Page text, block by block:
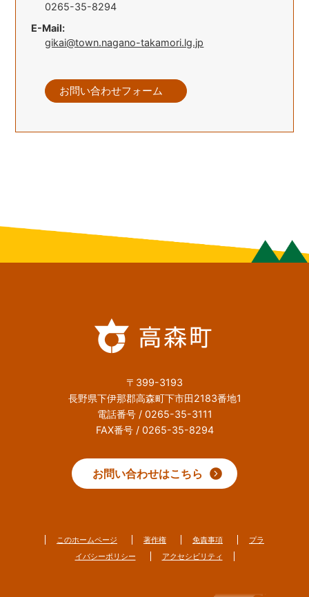
0265-35-8294
E-Mail:
gikai@town.nagano-takamori.lg.jp
お問い合わせフォーム
〒399-3193
長野県下伊那郡高森町下市田2183番地1
電話番号 / 0265-35-3111
FAX番号 / 0265-35-8294
お問い合わせはこちら
このホームページ 著作権 免責事項
プラ
イバシーポリシー
アクセシビリティ